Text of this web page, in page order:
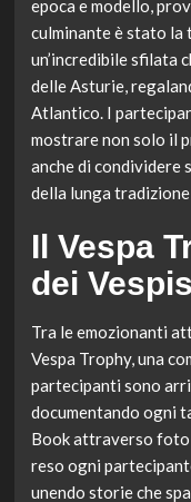
epoca e modello,
culminante è stato la
un’incredibile sfilata
delle Asturie,
Atlantico. I
mostrare non solo il
anche di condividere
della lunga
Il Vespa
dei
Tra le emozionanti
Vespa Trophy, una
partecipanti sono
documentando ogni
Book attraverso foto
reso ogni
unendo storie che